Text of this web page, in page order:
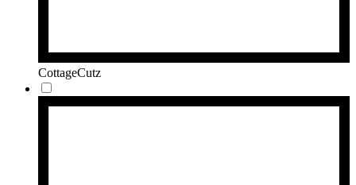
CottageCutz